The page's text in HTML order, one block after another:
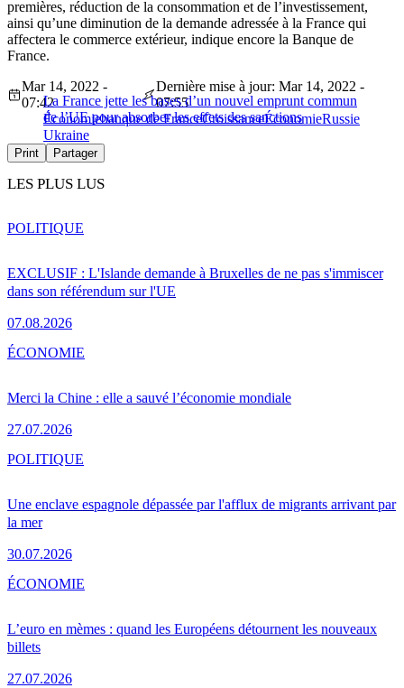
premières, réduction de la consommation et de l’investissement,
ainsi qu’une diminution de la demande adressée à la France qui
affectera le commerce extérieur, indique encore la Banque de
France.
La France jette les bases d’un nouvel emprunt commun
de l’UE pour absorber les effets des sanctions
Mar 14, 2022 -
07:42
Dernière mise à jour: Mar 14, 2022 -
07:55
Économiebanque de FranceCroissanceÉconomieRussie
Ukraine
Print Partager
LES PLUS LUS
EXCLUSIF : L'Islande demande à Bruxelles de ne pas s'immiscer
dans son référendum sur l'UE
07.08.2026
POLITIQUE
Merci la Chine : elle a sauvé l’économie mondiale
27.07.2026
ÉCONOMIE
Une enclave espagnole dépassée par l'afflux de migrants arrivant par
la mer
30.07.2026
POLITIQUE
L’euro en mèmes : quand les Européens détournent les nouveaux
billets
27.07.2026
ÉCONOMIE